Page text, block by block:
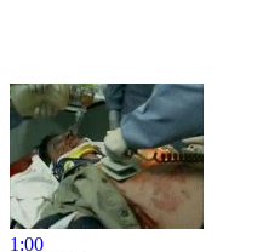
1:00